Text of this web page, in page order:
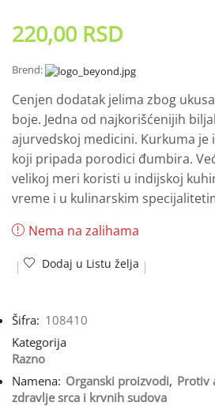
220,00 RSD
Brend:
Cenjen dodatak jelima zbog
boje. Jedna od najkorišćenijih
ajurvedskoj medicini. Kurkuma je
koji pripada porodici đumbira.
velikoj meri koristi u indijskoj
vreme i u kulinarskim
Nema na zalihama
Dodaj u Listu želja
Šifra: 108410
Kategorija
Razno
Namena: Organski proizvodi, Protiv
zdravlje srca i krvnih sudova